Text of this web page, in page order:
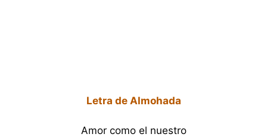
Letra de Almohada
Amor como el nuestro